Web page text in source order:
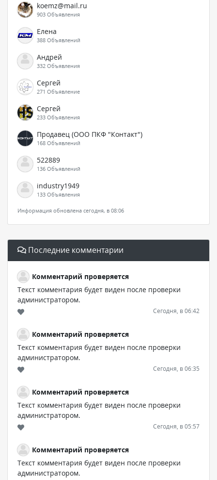
koemz@mail.ru
903 Объявления
Елена
388 Объявлений
Андрей
332 Объявления
Сергей
271 Объявление
Сергей
233 Объявления
Продавец (ООО ПКФ "Контакт")
168 Объявлений
522889
136 Объявлений
industry1949
133 Объявления
Информация обновлена сегодня, в 08:06
Последние комментарии
Комментарий проверяется
Текст комментария будет виден после проверки
администратором.
Сегодня, в 06:42
Комментарий проверяется
Текст комментария будет виден после проверки
администратором.
Сегодня, в 06:35
Комментарий проверяется
Текст комментария будет виден после проверки
администратором.
Сегодня, в 05:57
Комментарий проверяется
Текст комментария будет виден после проверки
администратором.